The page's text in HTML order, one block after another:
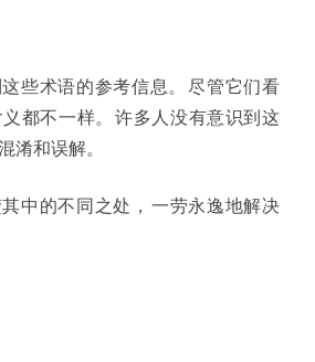
些术语的参考信息。
尽管它们看
都不一样。
许多人没有意识到这
淆和误解。
中的不同之处
一劳永逸地解决